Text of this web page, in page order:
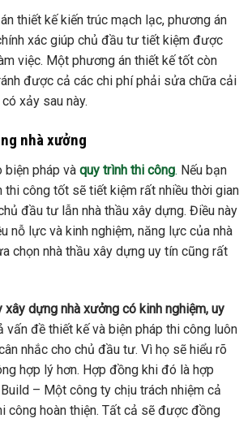
thiết kế kiến trúc mạch lạc, phương án
xác giúp chủ đầu tư tiết kiệm được
việc. Một phương án thiết kế tốt còn
được cả các chi phí phải sửa chữa cải
xảy sau này.
nhà xưởng
biện pháp và quy trình thi công. Nếu bạn
thi công tốt sẽ tiết kiệm rất nhiều thời gian
đầu tư lẫn nhà thầu xây dựng. Điều này
nỗ lực và kinh nghiệm, năng lực của nhà
chọn nhà thầu xây dựng uy tín cũng rất
xây dựng nhà xưởng có kinh nghiệm, uy
đề thiết kế và biện pháp thi công luôn
nhắc cho chủ đầu tư. Vì họ sẽ hiểu rõ
hợp lý hơn. Hợp đồng khi đó là hợp
– Một công ty chịu trách nhiệm cả
công hoàn thiện. Tất cả sẽ được đồng